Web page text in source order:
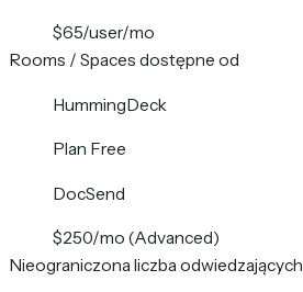
$65/user/mo
Rooms / Spaces dostępne od
HummingDeck
Plan Free
DocSend
$250/mo (Advanced)
Nieograniczona liczba odwiedzających